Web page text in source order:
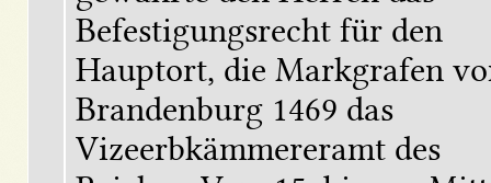
Befestigungsrecht für den
Hauptort, die Markgrafen
Brandenburg 1469 das
Vizeerbkämmereramt des